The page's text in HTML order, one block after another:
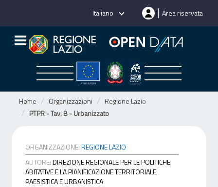
Italiano Area riservata
Home Organizzazioni
Regione Lazio
PTPR - Tav. B - Urbanizzato
ORGANIZZAZIONE:REGIONE LAZIO
AUTORE:DIREZIONE REGIONALE PER LE POLITICHE
ABITATIVE E LA PIANIFICAZIONE TERRITORIALE,
PAESISTICA E URBANISTICA